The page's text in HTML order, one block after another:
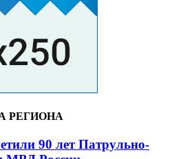
РЕГИОНА
90 лет Патрульно-